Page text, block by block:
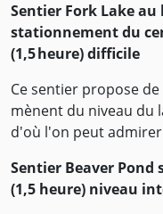
Sentier Fork Lake
stationnement du
(1,5 heure) difficile
Ce sentier propose
mènent du niveau du
d'où l'on peut
Sentier Beaver Pond
(1,5 heure) niveau